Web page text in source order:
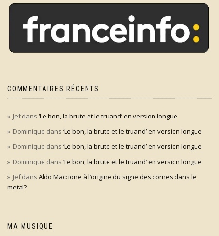
COMMENTAIRES RÉCENTS
Jefdans ‘Le bon, la brute et le truand’ en version longue
Dominique dans ‘Le bon, la brute et le truand’ en version longue
Dominique dans ‘Le bon, la brute et le truand’ en version longue
Dominique dans ‘Le bon, la brute et le truand’ en version longue
Jefdans Aldo Maccione à l’origine du signe des cornes dans le
metal?
MA MUSIQUE